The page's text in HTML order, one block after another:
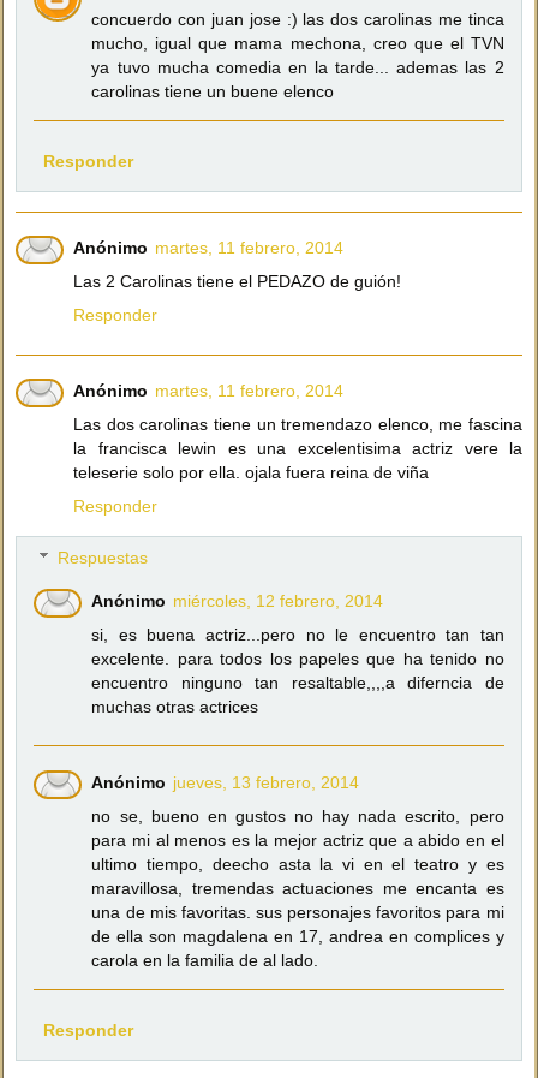
concuerdo con juan jose :) las dos carolinas me tinca
mucho, igual que mama mechona, creo que el TVN
ya tuvo mucha comedia en la tarde... ademas las 2
carolinas tiene un buene elenco
Responder
Anónimo martes, 11 febrero, 2014
Las 2 Carolinas tiene el PEDAZO de guión!
Responder
Anónimo martes, 11 febrero, 2014
Las dos carolinas tiene un tremendazo elenco, me fascina
la francisca lewin es una excelentisima actriz vere la
teleserie solo por ella. ojala fuera reina de viña
Responder
Respuestas
Anónimo miércoles, 12 febrero, 2014
si, es buena actriz...pero no le encuentro tan tan
excelente. para todos los papeles que ha tenido no
encuentro ninguno tan resaltable,,,,a diferncia de
muchas otras actrices
Anónimo jueves, 13 febrero, 2014
no se, bueno en gustos no hay nada escrito, pero
para mi al menos es la mejor actriz que a abido en el
ultimo tiempo, deecho asta la vi en el teatro y es
maravillosa, tremendas actuaciones me encanta es
una de mis favoritas. sus personajes favoritos para mi
de ella son magdalena en 17, andrea en complices y
carola en la familia de al lado.
Responder